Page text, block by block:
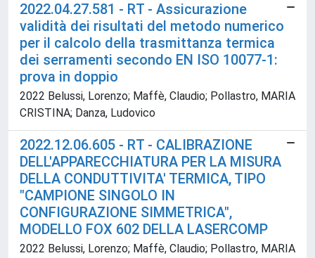
2022.04.27.581 - RT - Assicurazione
validità dei risultati del metodo numerico
per il calcolo della trasmittanza termica
dei serramenti secondo EN ISO 10077-1:
prova in doppio
2022 Belussi, Lorenzo; Maffè, Claudio; Pollastro, MARIA
CRISTINA; Danza, Ludovico
2022.12.06.605 - RT - CALIBRAZIONE
DELL'APPARECCHIATURA PER LA MISURA
DELLA CONDUTTIVITA' TERMICA, TIPO
"CAMPIONE SINGOLO IN
CONFIGURAZIONE SIMMETRICA",
MODELLO FOX 602 DELLA LASERCOMP
2022 Belussi, Lorenzo; Maffè, Claudio; Pollastro, MARIA